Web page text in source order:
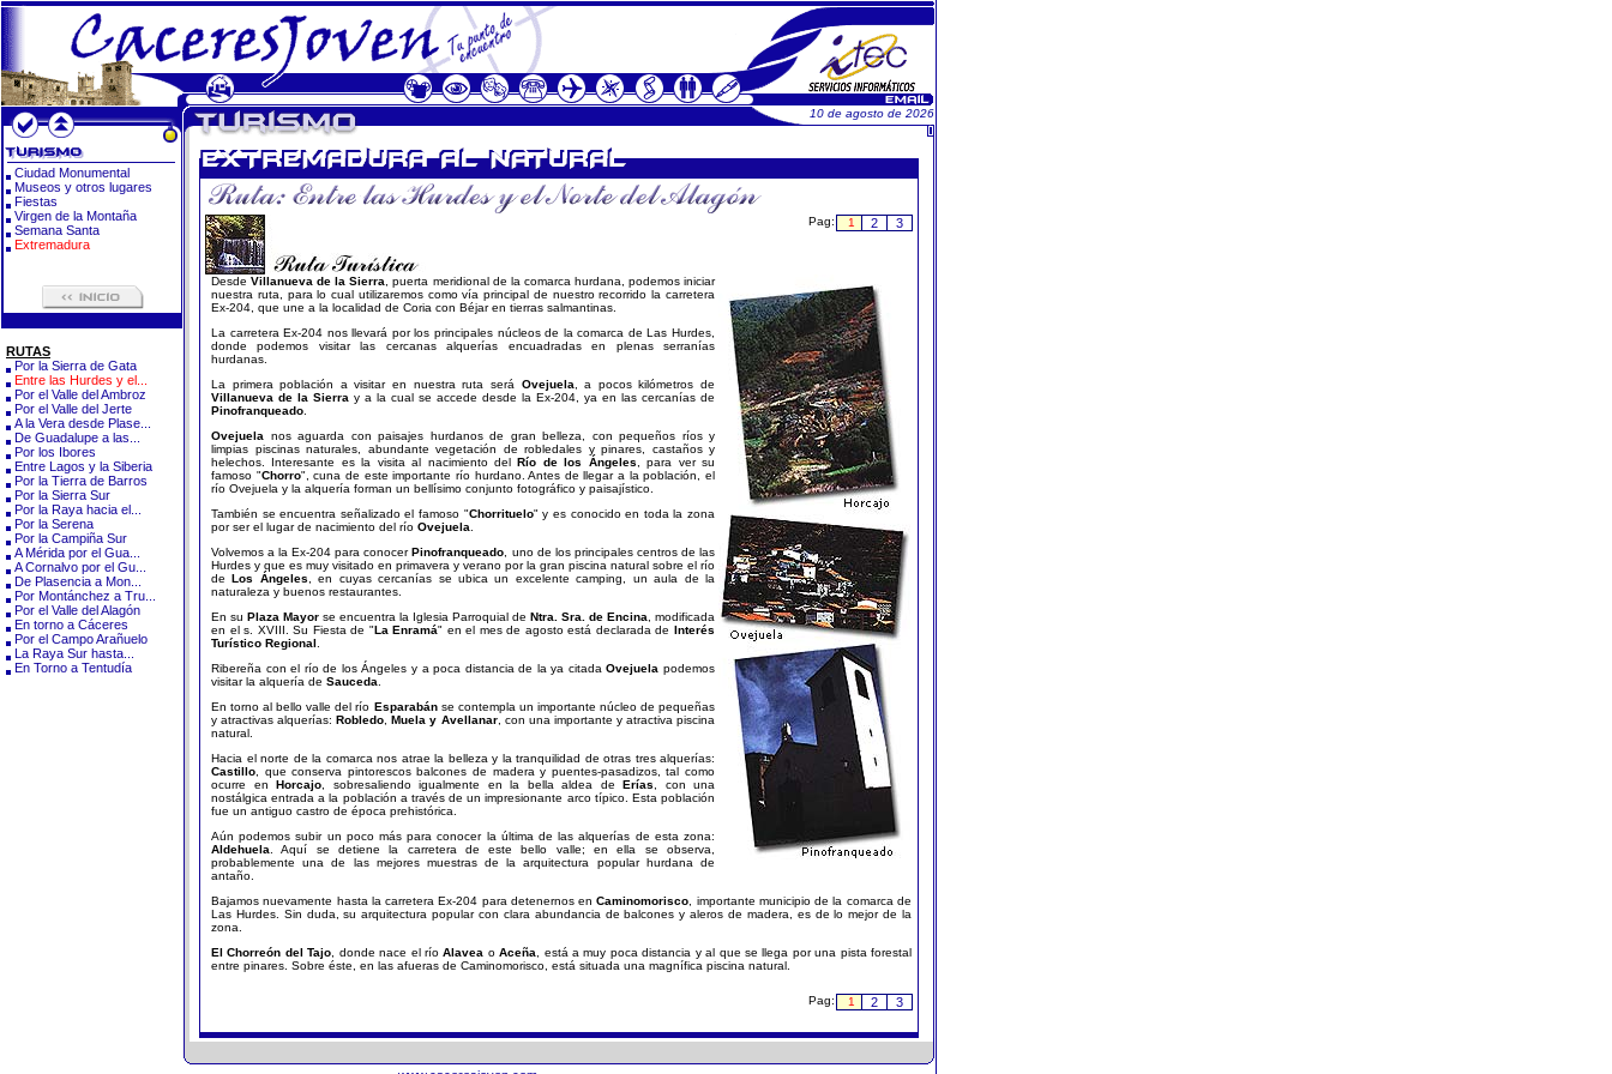
Ciudad Monumental
Museos y otros lugares
Fiestas
Virgen de la Montaña
Semana Santa
Extremadura
RUTAS
Por la Sierra de Gata
Entre las Hurdes y el...
Por el Valle del Ambroz
Por el Valle del Jerte
A la Vera desde Plase...
De Guadalupe a las...
Por los Ibores
Entre Lagos y la Siberia
Por la Tierra de Barros
Por la Sierra Sur
Por la Raya hacia el...
Por la Serena
Por la Campiña Sur
A Mérida por el Gua...
A Cornalvo por el Gu...
De Plasencia a Mon...
Por Montánchez a Tru...
Por el Valle del Alagón
En torno a Cáceres
Por el Campo Arañuelo
La Raya Sur hasta...
En Torno a Tentudía
10 de agosto de 2026
1 2 3
Pag:
DesdeVillanueva de la Sierra
, puerta meridional de la comarca hurdana, podemos iniciar
nuestra ruta, para lo cual utilizaremos como vía principal de nuestro recorrido la carretera
Ex-204, que une a la localidad de Coria con Béjar en tierras salmantinas.
La carretera Ex-204 nos llevará por los principales núcleos de la comarca de Las Hurdes,
donde podemos visitar las cercanas alquerías encuadradas en plenas serranías
hurdanas.
La primera población a visitar en nuestra ruta será Ovejuela , a pocos kilómetros de
Villanueva de la Sierra y a la cual se accede desde la Ex-204, ya en las cercanías de
Pinofranqueado
Ovejuela nos aguarda con paisajes hurdanos de gran belleza, con pequeños ríos y
limpias piscinas naturales, abundante vegetación de robledales y pinares, castaños y
helechos. Interesante es la visita al nacimiento delRío de los Ángeles , para ver su
famoso "Chorro", cuna de este importante río hurdano. Antes de llegar a la población, el
río Ovejuela y la alquería forman un bellísimo conjunto fotográfico y paisajístico.
También se encuentra señalizado el famoso "Chorrituelo" y es conocido en toda la zona
por ser el lugar de nacimiento del río Ovejuela
Volvemos a la Ex-204 para conocerPinofranqueado , uno de los principales centros de las
Hurdes y que es muy visitado en primavera y verano por la gran piscina natural sobre el río
deLos Ángeles , en cuyas cercanías se ubica un excelente camping, un aula de la
naturaleza y buenos restaurantes.
En su Plaza Mayor se encuentra la Iglesia Parroquial de Ntra. Sra. de Encina , modificada
en el s. XVIII. Su Fiesta de "La Enramá" en el mes de agosto está declarada deInterés
Turístico Regional
Ribereña con el río de los Ángeles y a poca distancia de la ya citadaOvejuela podemos
visitar la alquería de Sauceda
En torno al bello valle del río Esparabánse contempla un importante núcleo de pequeñas
y atractivas alquerías:Robledo ,Muela y Avellanar, con una importante y atractiva piscina
natural.
Hacia el norte de la comarca nos atrae la belleza y la tranquilidad de otras tres alquerías:
Castillo , que conserva pintorescos balcones de madera y puentes-pasadizos, tal como
ocurre en Horcajo , sobresaliendo igualmente en la bella aldea de Erías , con una
nostálgica entrada a la población a través de un impresionante arco típico. Esta población
fue un antiguo castro de época prehistórica.
Aún podemos subir un poco más para conocer la última de las alquerías de esta zona:
Aldehuela . Aquí se detiene la carretera de este bello valle; en ella se observa,
probablemente una de las mejores muestras de la arquitectura popular hurdana de
antaño.
Bajamos nuevamente hasta la carretera Ex-204 para detenernos enCaminomorisco , importante municipio de la comarca de
Las Hurdes. Sin duda, su arquitectura popular con clara abundancia de balcones y aleros de madera, es de lo mejor de la
zona.
El Chorreón del Tajo , donde nace el ríoAlavea oAceña
, está a muy poca distancia y al que se llega por una pista forestal
entre pinares. Sobre éste, en las afueras de Caminomorisco, está situada una magnífica piscina natural.
1 2 3
Pag: